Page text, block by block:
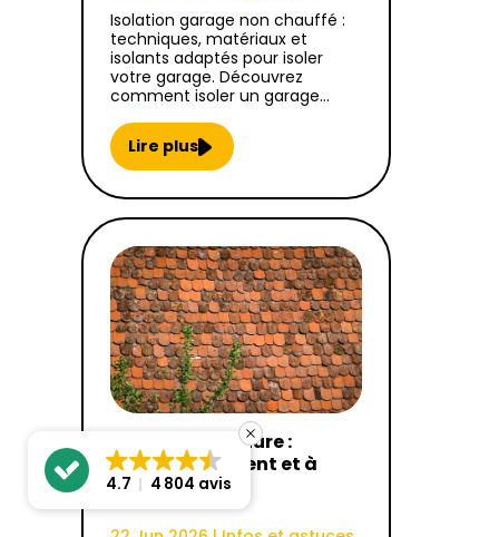
Isolation garage non chauffé :
techniques, matériaux et
isolants adaptés pour isoler
votre garage. Découvrez
comment isoler un garage…
Lire plus
Nettoyage toiture :
quand, comment et à
quel prix ?
4.7 4 804 avis